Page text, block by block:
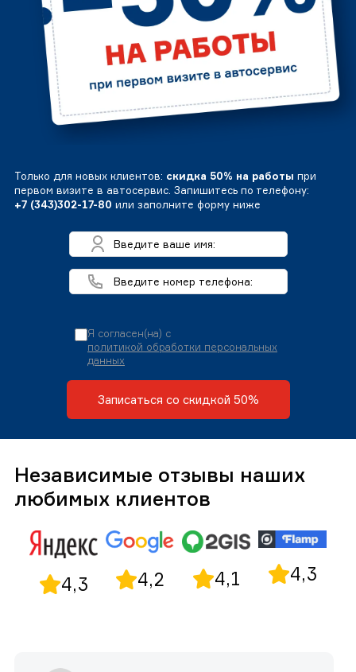
Только для новых клиентов: скидка 50% на работы при
первом визите в автосервис. Запишитесь по телефону:
+7 (343)302-17-80 или заполните форму ниже
Я согласен(на) с
политикой обработки персональных
данных
Записаться со скидкой 50%
Независимые отзывы наших
любимых клиентов
4,3 4,2 4,1 4,3